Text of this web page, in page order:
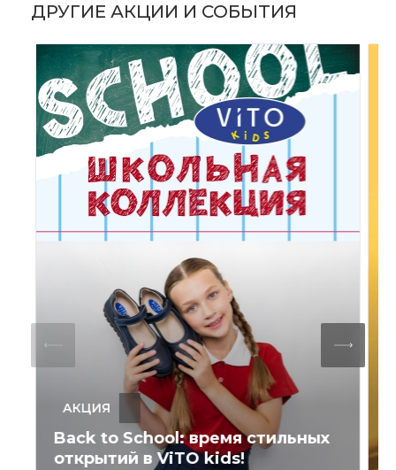
ДРУГИЕ АКЦИИ И СОБЫТИЯ
АКЦИЯ
Back to School: время стильных
открытий в ViTO kids!